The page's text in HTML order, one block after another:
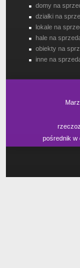
domy na
działki na
lokale na
hale na
obiekty na
inne na
pośrednik w